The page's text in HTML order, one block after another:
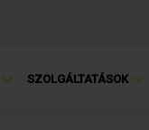
SZOLGÁLTATÁSOK